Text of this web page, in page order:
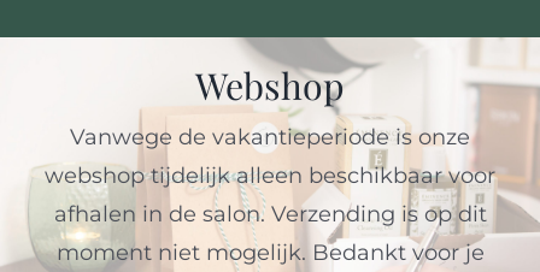
Behandelingen & prijzen
Webshop
Webshop
Vanwege de vakantieperiode is onze
webshop tijdelijk alleen beschikbaar voor
afhalen in de salon. Verzending is op dit
moment niet mogelijk. Bedankt voor je